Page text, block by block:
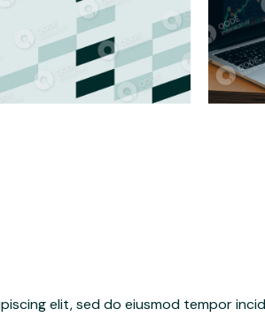
elit, sed do eiusmod tempor